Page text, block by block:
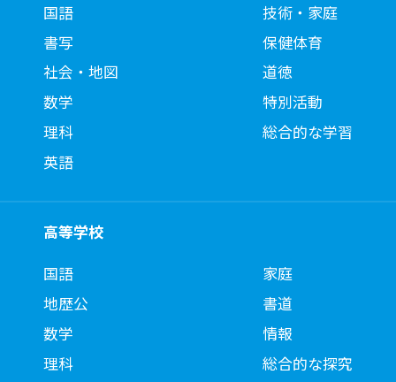
国語
書写
社会・地図
数学
理科
英語
技術・家庭
保健体育
道徳
特別活動
総合的な学習
高等学校
国語
地歴公
数学
理科
家庭
書道
情報
総合的な探究